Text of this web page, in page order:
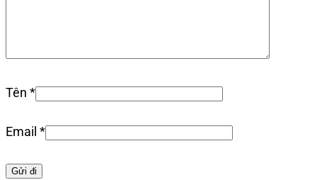
Tên *
Email *